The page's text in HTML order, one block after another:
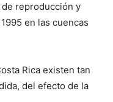
reproducción y
en las cuencas
Rica existen tan
del efecto de la